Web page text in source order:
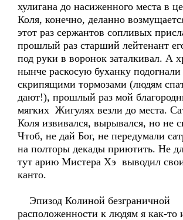
хулигана до насиженного места в
Коля, конечно, деланно
этот раз сержантов сопливых
прошлый раз старший лейтенант
под руки в воронок заталкивал. А
нынче раскосую буханку подогнали
скрипящими тормозами (людям
дают!), прошлый раз мой
мягких Жигулях везли до места.
Коля извивался, вырывался, но не
Чтоб, не дай Бог, не передумали
на полторы декады приютить. Не
тут арию Мистера Хэ выводил
канто.
Эпизод Колиной безграничной
расположенности к людям я как-то